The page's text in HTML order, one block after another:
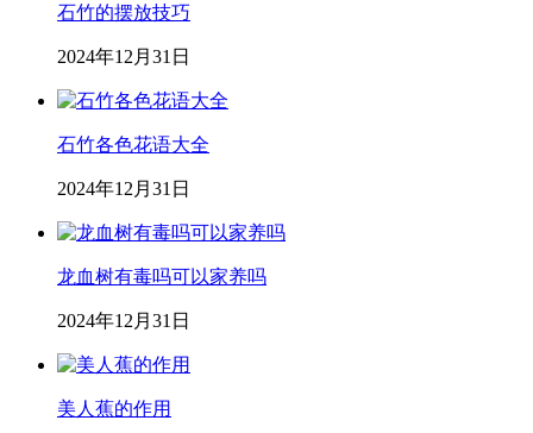
石竹的摆放技巧
2024年12月31日
石竹各色花语大全
2024年12月31日
龙血树有毒吗可以家养吗
2024年12月31日
美人蕉的作用